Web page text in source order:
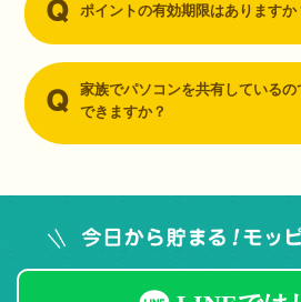
ポイントの有効期限はありますか
家族でパソコンを共有している
できますか？